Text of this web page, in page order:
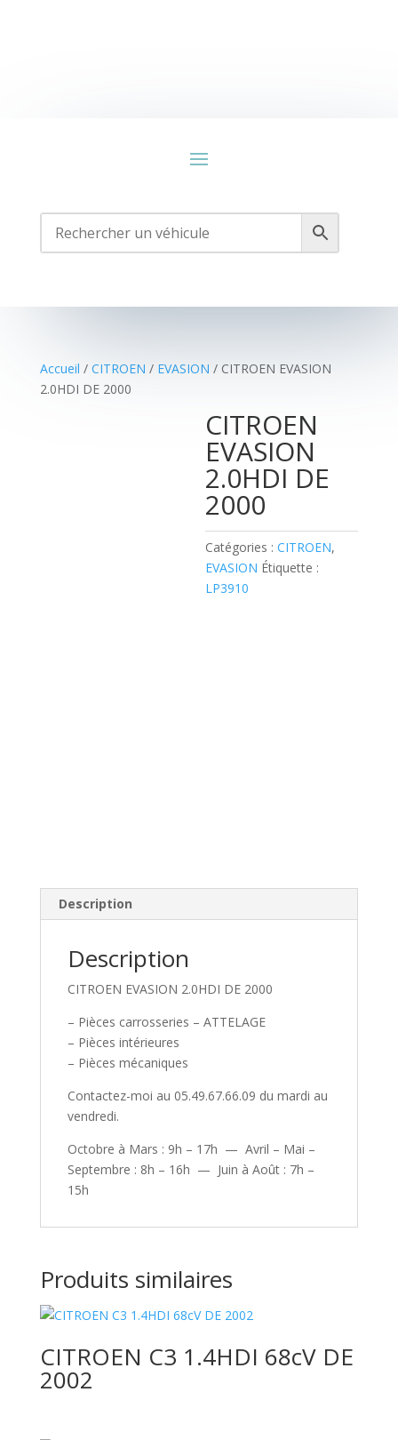
Accueil / CITROEN / EVASION / CITROEN EVASION
2.0HDI DE 2000
CITROEN
EVASION
2.0HDI DE
2000
Catégories :CITROEN,
EVASION Étiquette :
LP3910
Description
Description
CITROEN EVASION 2.0HDI DE 2000
– Pièces carrosseries – ATTELAGE
– Pièces intérieures
– Pièces mécaniques
Contactez-moi au 05.49.67.66.09 du mardi au
vendredi.
Octobre à Mars : 9h – 17h — Avril – Mai –
Septembre : 8h – 16h — Juin à Août : 7h –
15h
Produits similaires
CITROEN C3 1.4HDI 68cV DE
2002